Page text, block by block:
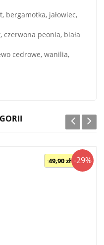
bergamotka, jałowiec,
peonia, biała
cedrowe, wanilia,
-29%
49,90 zł